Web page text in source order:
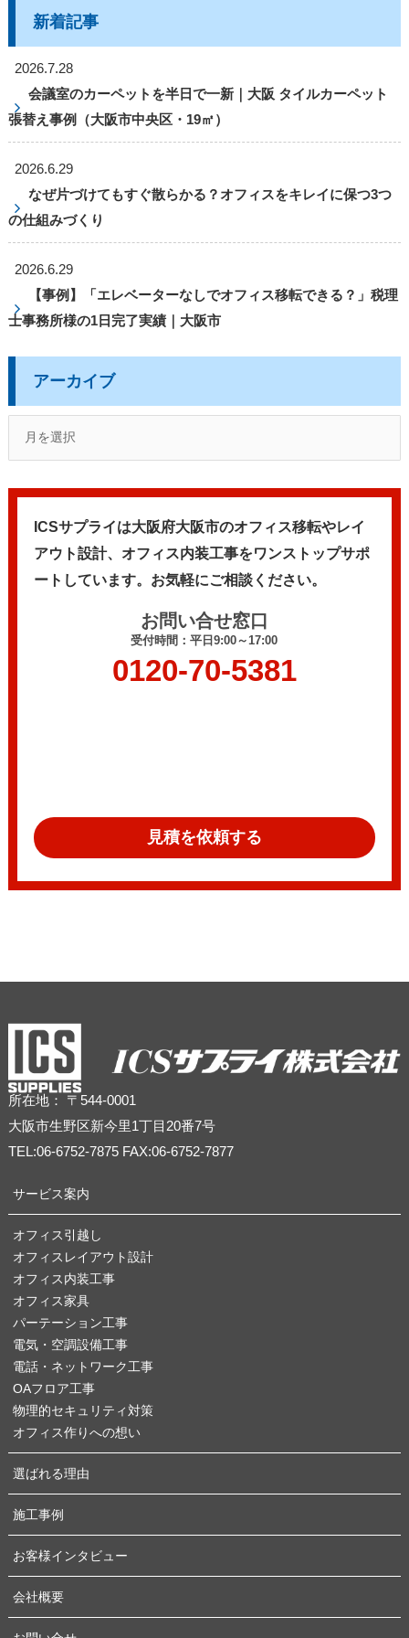
新着記事
2026.7.28
会議室のカーペットを半日で一新｜大阪 タイルカーペット
張替え事例（大阪市中央区・19㎡）
2026.6.29
なぜ片づけてもすぐ散らかる？オフィスをキレイに保つ3つ
の仕組みづくり
2026.6.29
【事例】「エレベーターなしでオフィス移転できる？」税理
士事務所様の1日完了実績｜大阪市
アーカイブ
ICSサプライは大阪府大阪市のオフィス移転やレイ
アウト設計、 オフィス内装工事をワンストップサポ
ートしています。 お気軽にご相談ください。
お問い合せ窓口
受付時間：平日9:00～17:00
0120-70-5381
見積を依頼する
所在地： 〒544-0001
大阪市生野区新今里1丁目20番7号
TEL:06-6752-7875 FAX:06-6752-7877
サービス案内
オフィス引越し
オフィスレイアウト設計
オフィス内装工事
オフィス家具
パーテーション工事
電気・空調設備工事
電話・ネットワーク工事
OAフロア工事
物理的セキュリティ対策
オフィス作りへの想い
選ばれる理由
施工事例
お客様インタビュー
会社概要